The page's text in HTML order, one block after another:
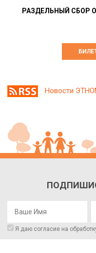
РАЗДЕЛЬНЫЙ СБОР
Новости
Я даю согласие на